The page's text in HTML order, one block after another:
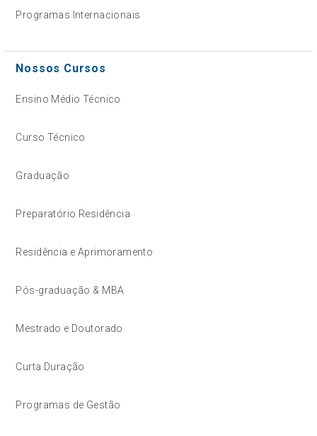
Programas Internacionais
Nossos Cursos
Ensino Médio Técnico
Curso Técnico
Graduação
Preparatório Residência
Residência e Aprimoramento
Pós-graduação & MBA
Mestrado e Doutorado
Curta Duração
Programas de Gestão